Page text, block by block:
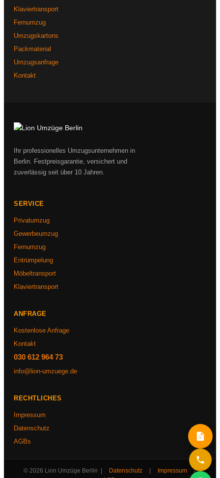
Klaviertransport
Fernumzug
Umzugskartons
Packmaterial
Umzugsanfrage
Kontakt
Ihr professionelles Umzugsunternehmen in
Berlin. Festpreisgarantie, versichert und
zuverlässig seit über 10 Jahren.
SERVICE
Privatumzug
Gewerbeumzug
Fernumzug
Entrümpelung
Möbeltransport
Klaviertransport
ANFRAGE
Kostenlose Anfrage
Kontakt
030 612 964 73
info@lion-umzuege.de
RECHTLICHES
Impressum
Datenschutz
AGBs
© 2026 Lion Umzüge Berlin | Datenschutz Impressum
|